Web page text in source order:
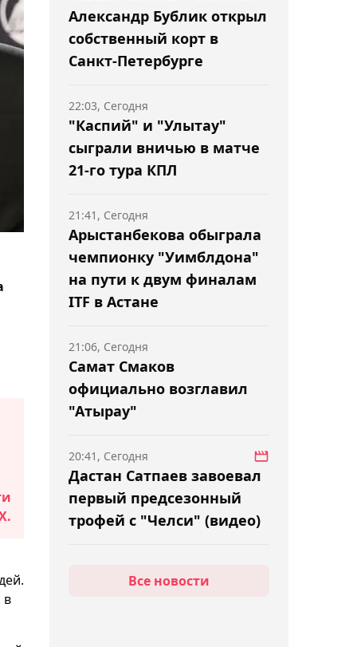
в
Александр Бублик открыл
собственный корт в
Санкт-Петербурге
"Каспий" и "Улытау"
сыграли вничью в матче
21-го тура КПЛ
22:03, Сегодня
Арыстанбекова обыграла
чемпионку "Уимблдона"
на пути к двум финалам
ITF в Астане
21:41, Сегодня
Самат Смаков
официально возглавил
"Атырау"
21:06, Сегодня
Дастан Сатпаев завоевал
первый предсезонный
трофей с "Челси" (видео)
20:41, Сегодня
"Ордабасы" разгромил
Все новости